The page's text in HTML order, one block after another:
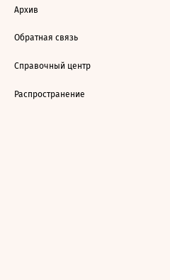
Архив
Обратная связь
Справочный центр
Распространение